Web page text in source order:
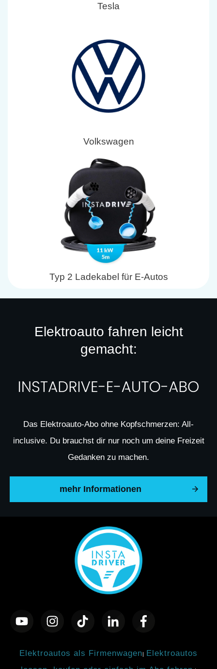
Tesla
Volkswagen
Typ 2 Ladekabel für E-Autos
Elektroauto fahren leicht
gemacht:
Das Elektroauto-Abo ohne Kopfschmerzen: All-
inclusive. Du brauchst dir nur noch um deine Freizeit
Gedanken zu machen.
mehr Informationen
Elektroautos als Firmenwagen
Elektroautos